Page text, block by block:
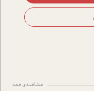
مشاهده ی همه